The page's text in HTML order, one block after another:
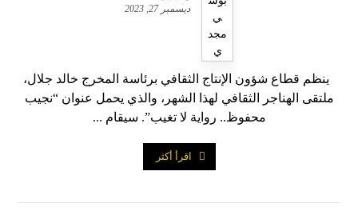
ديسمبر 27, 2023
ينظم قطاع شؤون الإنتاج الثقافي برئاسة المخرج خالد جلال،
ملتقى الهناجر الثقافي لهذا الشهر، والذي يحمل عنوان “نجيب
محفوظ.. رواية لا تغيب”. سيقام ...
اقرأ أكثر